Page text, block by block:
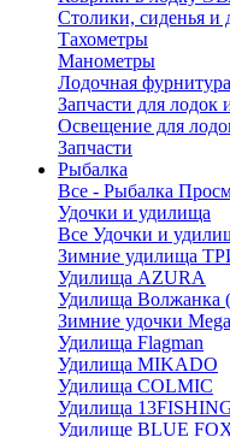
Столики, сиденья
Тахометры
Манометры
Лодочная фурнитура
Запчасти для лодок
Освещение для
Запчасти
Рыбалка
Все - Рыбалка
Удочки и удилища
Все Удочки и
Зимние удилища
Удилища AZURA
Удилища Волжанка
Зимние удочки
Удилища Flagman
Удилища MIKADO
Удилища COLMIC
Удилища
Удилище BLUE